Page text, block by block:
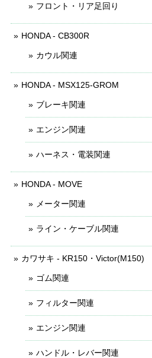
フロント・リア足回り
HONDA - CB300R
カウル関連
HONDA - MSX125-GROM
ブレーキ関連
エンジン関連
ハーネス・電装関連
HONDA - MOVE
メーター関連
ライン・ケーブル関連
カワサキ - KR150・Victor(M150)
ゴム関連
フィルター関連
エンジン関連
ハンドル・レバー関連